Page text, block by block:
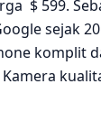
$ 599.
sejak
komplit